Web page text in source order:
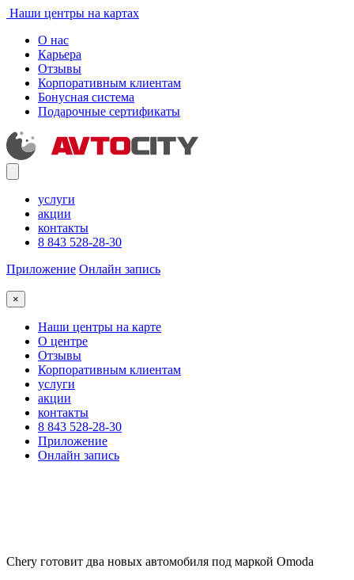
Наши центры на картах
О нас
Карьера
Отзывы
Корпоративным клиентам
Бонусная система
Подарочные сертификаты
услуги
акции
контакты
8 843 528-28-30
Приложение Онлайн запись
×
Наши центры на карте
О центре
Отзывы
Корпоративным клиентам
услуги
акции
контакты
8 843 528-28-30
Приложение
Онлайн запись
Chery готовит два новых автомобиля под маркой Omoda